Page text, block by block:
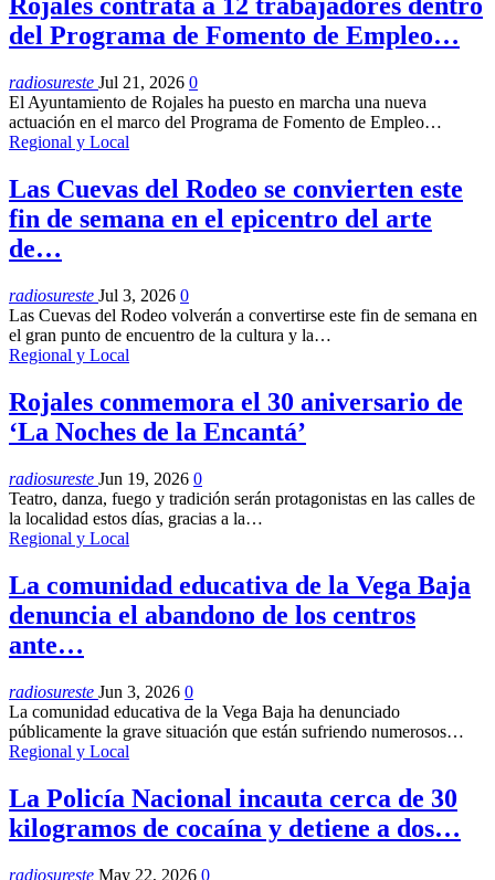
Rojales contrata a 12 trabajadores dentro
del Programa de Fomento de Empleo…
radiosureste Jul 21, 2026 0
El Ayuntamiento de Rojales ha puesto en marcha una nueva
actuación en el marco del Programa de Fomento de Empleo…
Regional y Local
Las Cuevas del Rodeo se convierten este
fin de semana en el epicentro del arte
de…
radiosureste Jul 3, 2026 0
Las Cuevas del Rodeo volverán a convertirse este fin de semana en
el gran punto de encuentro de la cultura y la…
Regional y Local
Rojales conmemora el 30 aniversario de
‘La Noches de la Encantá’
radiosureste Jun 19, 2026 0
Teatro, danza, fuego y tradición serán protagonistas en las calles de
la localidad estos días, gracias a la…
Regional y Local
La comunidad educativa de la Vega Baja
denuncia el abandono de los centros
ante…
radiosureste Jun 3, 2026 0
La comunidad educativa de la Vega Baja ha denunciado
públicamente la grave situación que están sufriendo numerosos…
Regional y Local
La Policía Nacional incauta cerca de 30
kilogramos de cocaína y detiene a dos…
radiosureste May 22, 2026 0